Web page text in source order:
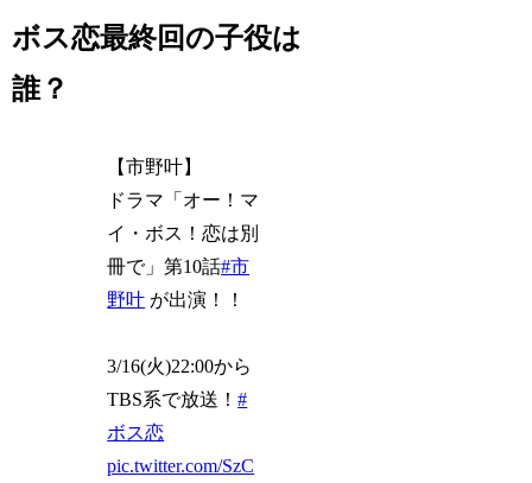
ボス恋最終回の子役は
誰？
【市野叶】
ドラマ「オー！マ
イ・ボス！恋は別
冊で」第10話#市
野叶 が出演！！
3/16(火)22:00から
TBS系で放送！#
ボス恋
pic.twitter.com/SzC